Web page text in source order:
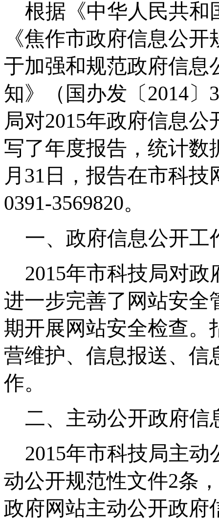
根据《中华人民共和
《焦作市政府信息公
于加强和规范政府信息
知》（国办发 〔2014〕
局对2015年政府信息公
写了年度报告，统计数
月 31 日，报告在市科
0391-3569820。
一、政府信息公开工
2015年市科技局对政
进一步完善了网站安全
期开展网站安全检查。
营维护、信息报送、信
作。
二、主动公开政府信
2015年市科技局主动
动公开规范性文件2条
政府网站主动公开政府